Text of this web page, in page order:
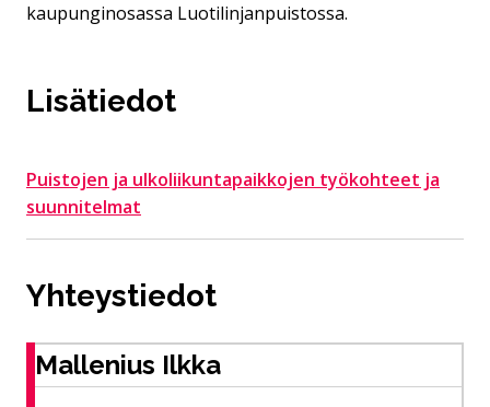
kaupunginosassa Luotilinjanpuistossa.
Lisätiedot
Puistojen ja ulkoliikuntapaikkojen työkohteet ja
suunnitelmat
Yhteystiedot
Mallenius Ilkka